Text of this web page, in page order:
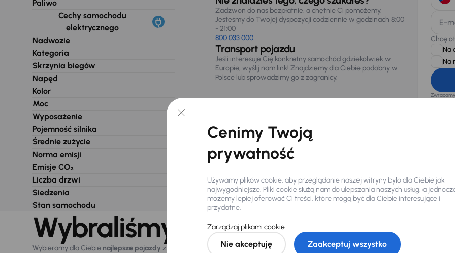
Paliwo
Cechy samochodu
elektrycznego
Nadwozie
Kategoria
Skrzynia biegów
Napęd
Kolor
Moc
Wyposażenie
Pojemność silnika
Średnie zużycie
Norma emisji
Emisje CO₂
Liczba drzwi
Siedzenia
Stan samochodu
Zadzwoń do nas bezpłatnie, a chętnie Ci pomożemy.
Jesteśmy do Twojej dyspozycji codziennie w godzinach 8:00
- 21:00
800 033 000
Transport pojazdu
Jeśli interesuje Cię konkretny samochód gdziekolwiek w
Europie, wyślij nam link! Znajdziemy dla Ciebie podobny w
Polsce lub sprowadzimy go z zagranicy.
E-
Chcę
Na
Na
874/15,
Wybraliśmy dla Ciebie
Wybieramy dla Ciebie najlepsze pojazdy z naszej oferty. Kupimy dla Ciebiedo 400 pojazdówkażdego dnia.
Cenimy Twoją
prywatność
Używamy plików cookie, aby przeglądanie naszej witryny było dla Ciebie jak
najwygodniejsze. Pliki cookie służą nam do ulepszania naszych usług, a
możemy lepiej oferować Ci treści, które mogą być dla Ciebie interesujące i
przydatne.
Zarządzaj plikami cookie
Nie akceptuję Zaakceptuj wszystko